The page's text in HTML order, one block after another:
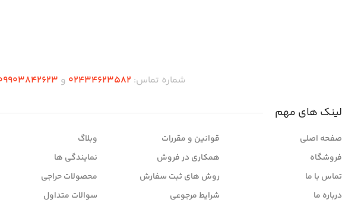
شماره تماس: 02434623582 و
لینک های مهم
صفحه اصلی
فروشگاه
تماس با ما
درباره ما
قوانین و مقررات
همکاری در فروش
روش های ثبت سفارش
شرایط مرجوعی
وبلاگ
نمایندگی ها
محصولات حراجی
سوالات متداول